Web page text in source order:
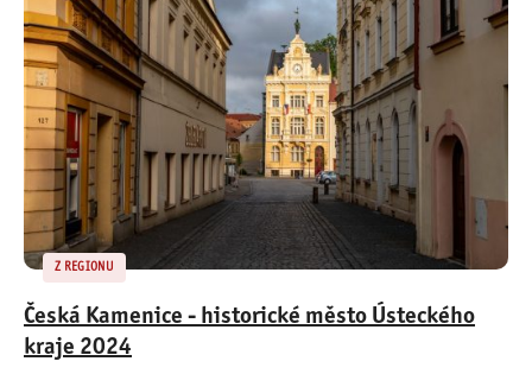
Z REGIONU
Česká Kamenice - historické město Ústeckého
kraje 2024